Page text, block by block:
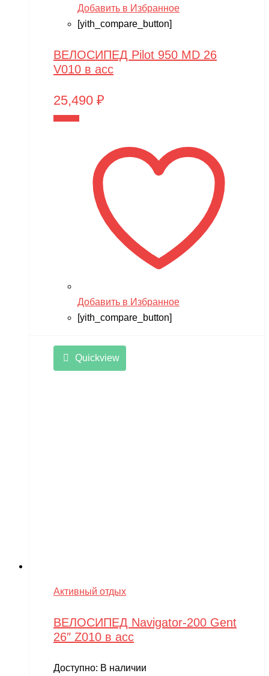
Добавить в Избранное
[yith_compare_button]
ВЕЛОСИПЕД Pilot 950 MD 26
V010 в асс
25,490 ₽
Добавить в Избранное
[yith_compare_button]
Quickview
Активный отдых
ВЕЛОСИПЕД Navigator-200 Gent
26″ Z010 в асс
Доступно: В наличии